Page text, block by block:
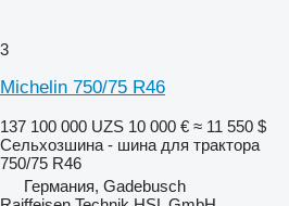
3
Michelin 750/75 R46
137 100 000 UZS 10 000 € ≈ 11 550 $
Сельхозшина - шина для трактора
750/75 R46
Германия, Gadebusch